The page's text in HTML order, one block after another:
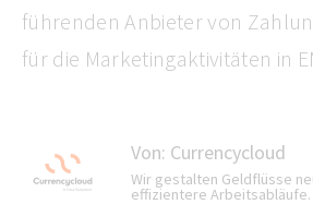
führenden Anbieter von
für die Marketingaktivitäten in
Von: Currencycloud
Wir gestalten Geldflüsse
effizientere Arbeitsabläufe.